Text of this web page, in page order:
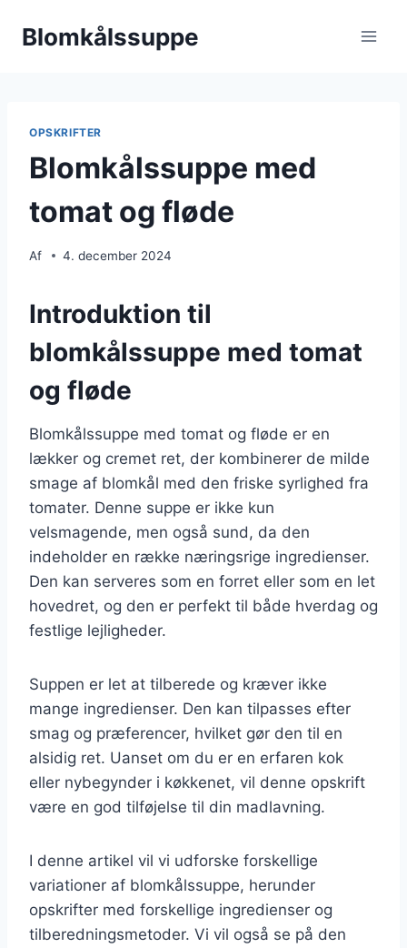
Blomkålssuppe
OPSKRIFTER
Blomkålssuppe med
tomat og fløde
Af 4. december 2024
Introduktion til
blomkålssuppe med tomat
og fløde
Blomkålssuppe med tomat og fløde er en
lækker og cremet ret, der kombinerer de milde
smage af blomkål med den friske syrlighed fra
tomater. Denne suppe er ikke kun
velsmagende, men også sund, da den
indeholder en række næringsrige ingredienser.
Den kan serveres som en forret eller som en let
hovedret, og den er perfekt til både hverdag og
festlige lejligheder.
Suppen er let at tilberede og kræver ikke
mange ingredienser. Den kan tilpasses efter
smag og præferencer, hvilket gør den til en
alsidig ret. Uanset om du er en erfaren kok
eller nybegynder i køkkenet, vil denne opskrift
være en god tilføjelse til din madlavning.
I denne artikel vil vi udforske forskellige
variationer af blomkålssuppe, herunder
opskrifter med forskellige ingredienser og
tilberedningsmetoder. Vi vil også se på den